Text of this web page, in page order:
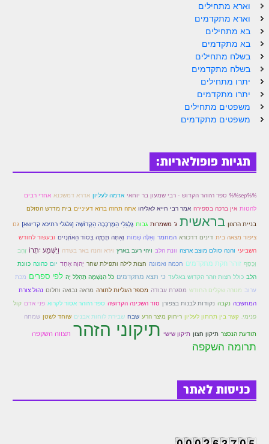
זוהר שלח לך למתחילים
זוהר שלח לך למתקדמים
זוהר קורח למתחילים
זוהר קורח למתקדמים
חוקת למתחילים
חוקת מתקדמים
זוהר בלק למתקדמים
זוהר פנחס למתקדמים
ספר הזוהר – דברים
זוהר ואתחנן למתחילים
זוהר ואתחנן למתקדמים
זוהר הקדוש עקב למתקדמים
זוהר כי תצא מתחילים
וארא מתחילים
וארא מתקדמים
בא מתחילים
בא מתקדמים
בשלח מתחילים
בשלח מתקדמים
יתרו מתחילים
יתרו מתקדמים
משפטים מתחילים
משפטים מתקדמים
תגיות פופולאריות:
%%sep%% ספר הזוהר הקדוש - רבי שמעון בר יוחאי אדמה לעליון אדרא דמשכנא אחרי רבים
להטות אין ברכה בספירה אמר רבי חייא לאליהו אתה תחזה ברזא דעיניים בית מדרש הסולם
בניית הרצון בראשית ג' משמרות גבות גָלְגַלֵי הַמֶּרְכָּבָה הַקְּדוֹשָׁה [גלגלי רתיכא קדישא] גם
ציפור מצאה בית דינים דדכורא המחמר וְאֵלֶּה שְׁמוֹת וְאַתָּה תֶּחֱזֶה בְּסוֹד הַאוֹזְנָיִים ובעשור לחודש
השביעי והנה סולם מוצב ארצה וונת הלב ויהי רעב בארץ וירא והנה באר בשדה וַיִּשְׁמַע יִתְרוֹ זָהָב
וָכֶסֶף זוהר חקת מתקדמים חכמה ואמונה חצות לילה ותפילת שחר יְהוָה אֶחָד יום כהונה כוונת
הלב כולל חצות זוהר הקדוש באלעד כי תצא מתקדמים כֹּל הַנְּשָׁמָה תְּהַלֵּל יָהּ לפי ספרים מכת
ערוב מנורה שקלים החודש מסגרת עבודה מספר העליות לתורה מראה נבואה וחלום נהול צורת
המחשבה נקבה נקודות לבנות בצפורן סוד השכינה הקדושה ספר הזוהר אסור לקרוא פני אדם קול
פנימי. קשר בין תחתון לעליון ריחוק מיצר הרע שבח שבירת לוחות אבנים שוחד לשטן שמחה
תודעת הנסצר תיקון חצון תיקון שישי תיקוני הזהר תצווה השקפה
תרומה השקפה
כניסות לאתר